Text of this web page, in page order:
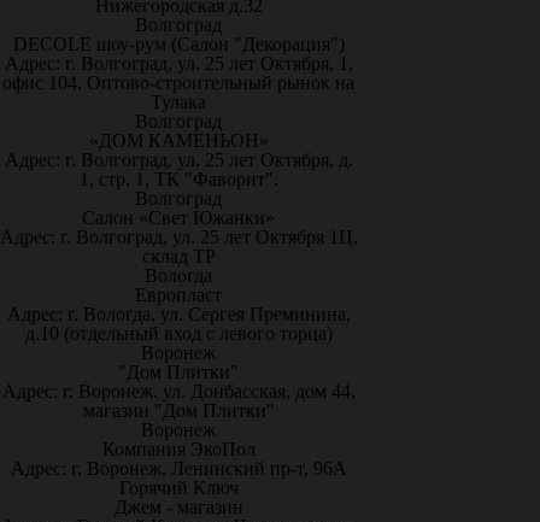
Нижегородская д.32
Волгоград
DECOLE шоу-рум (Салон "Декорация")
Адрес: г. Волгоград, ул. 25 лет Октября, 1,
офис 104. Оптово-строительный рынок на
Тулака
Волгоград
«ДОМ КАМЕНЬОН»
Адрес: г. Волгоград, ул. 25 лет Октября, д.
1, стр. 1, ТК "Фаворит".
Волгоград
Салон «Свет Южанки»
Адрес: г. Волгоград, ул. 25 лет Октября 1Ц,
склад ТР
Вологда
Европласт
Адрес: г. Вологда, ул. Сергея Преминина,
д.10 (отдельный вход с левого торца)
Воронеж
"Дом Плитки"
Адрес: г. Воронеж. ул. Донбасская, дом 44,
магазин "Дом Плитки"
Воронеж
Компания ЭкоПол
Адрес: г. Воронеж, Ленинский пр-т, 96А
Горячий Ключ
Джем - магазин